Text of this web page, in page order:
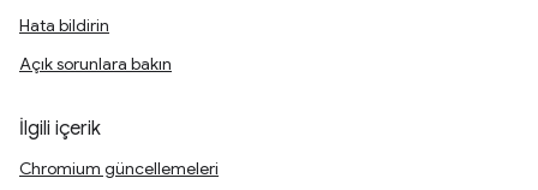
Hata bildirin
Açık sorunlara bakın
İlgili içerik
Chromium güncellemeleri